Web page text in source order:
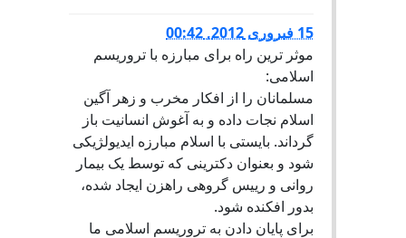
15 فبروری 2012, 00:42
موثر ترین راه برای مبارزه با تروريسم
اسلامی:
مسلمانان را از افکار مخرب و زهر آگين
اسلام نجات داده و به آغوش انسانيت باز
گرداند. بايستی با اسلام مبارزه ايديولژيکی
شود و بعنوان دکترينی که توسط يک بيمار
روانی و رييس گروهی راهزن ايجاد شده،
بدور افکنده شود.
برای پايان دادن به تروريسم اسلامی ما